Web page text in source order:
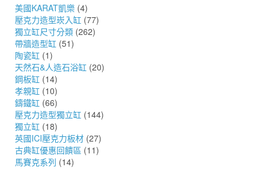
美國KARAT凱樂 (4)
壓克力造型崁入缸 (77)
獨立缸尺寸分類 (262)
帶牆造型缸 (51)
陶瓷缸 (1)
天然石&人造石浴缸 (20)
鋼板缸 (14)
孝親缸 (10)
鑄鐵缸 (66)
壓克力造型獨立缸 (144)
獨立缸 (18)
英國ICI壓克力板材 (27)
古典缸優惠回饋區 (11)
馬賽克系列 (14)